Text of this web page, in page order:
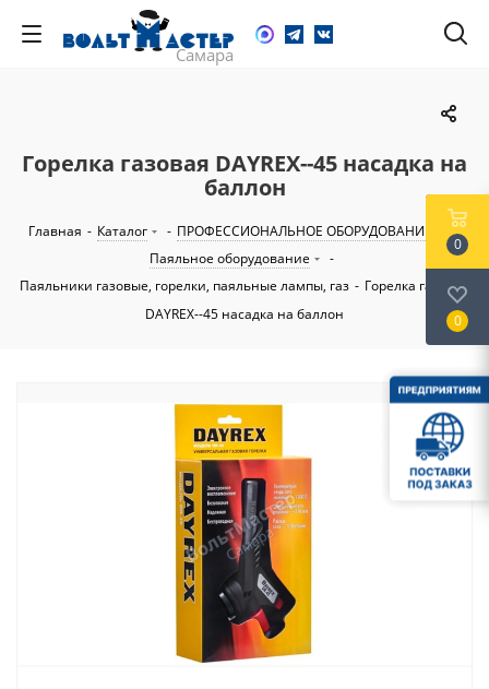
Горелка газовая DAYREX--45 насадка на
баллон
Главная - Каталог - ПРОФЕССИОНАЛЬНОЕ ОБОРУДОВАНИЕ
-
Паяльное оборудование
-
Паяльники газовые, горелки, паяльные лампы, газ - Горелка газовая
DAYREX--45 насадка на баллон
0
0